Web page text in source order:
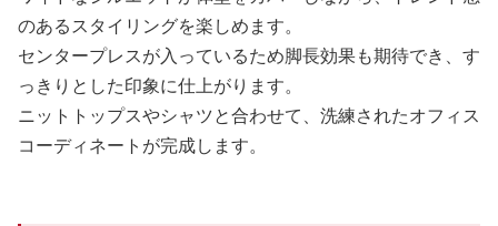
のあるスタイリングを楽しめます。
センタープレスが入っているため脚長効果も期待でき、す
っきりとした印象に仕上がります。
ニットトップスやシャツと合わせて、洗練されたオフィス
コーディネートが完成します。